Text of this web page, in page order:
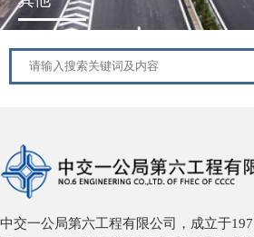
中交一公局第六工程有限公司，成立于
天津公积金 天津社保 北京公